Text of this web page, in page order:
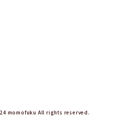
momofuku All rights reserved.